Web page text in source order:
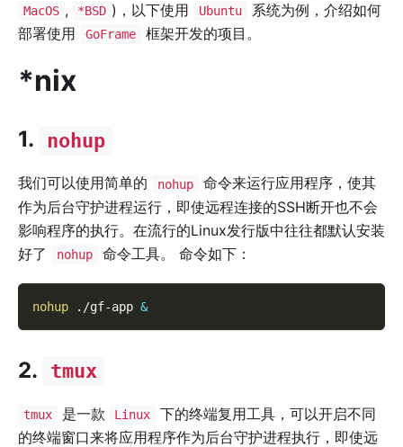
MacOS , *BSD )，以下使用 Ubuntu
系统为例，介绍如何
部署使用
GoFrame 框架开发的项目。
*nix
1. nohup
我们可以使用简单的 nohup
命令来运行应用程序，使其
作为后台守护进程运行，即使远程连接的SSH断开也不会
影响程序的执行。在流行的Linux发行版中往往都默认安装
好了
nohup 命令工具。 命令如下：
nohup ./gf-app &
2. tmux
tmux 是一款 Linux
下的终端复用工具，可以开启不同
的终端窗口来将应用程序作为后台守护进程执行，即使远